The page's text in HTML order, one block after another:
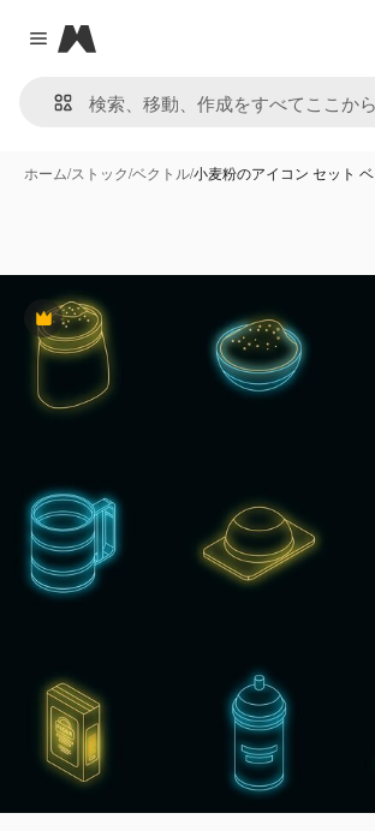
Close menu
Magnific
ホーム/ストック/ベクトル/小麦粉のアイコン セット
Premium